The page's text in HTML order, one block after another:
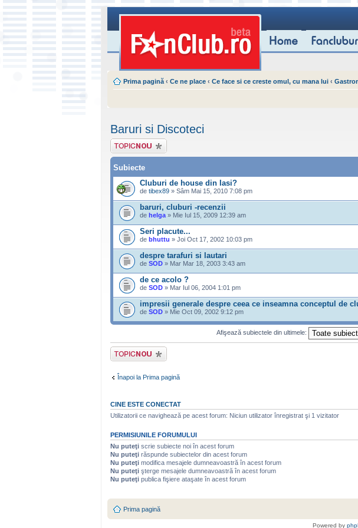
Prima pagină ‹ Ce ne place ‹ Ce face si ce creste omul, cu mana lui ‹
Baruri si Discoteci
Scrie un subiect
nou
Subiecte
Cluburi de house din Iasi?
de tibex89 » Sâm Mai 15, 2010 7:08 pm
baruri, cluburi -recenzii
de helga » Mie Iul 15, 2009 12:39 am
Seri placute...
de bhuttu » Joi Oct 17, 2002 10:03 pm
despre tarafuri si lautari
de SOD » Mar Mar 18, 2003 3:43 am
de ce acolo ?
de SOD » Mar Iul 06, 2004 1:01 pm
impresii generale despre ceea ce inseamna conceptul de
de SOD » Mie Oct 09, 2002 9:12 pm
Afişează subiectele din ultimele:
Scrie un subiect
nou
Înapoi la Prima pagină
CINE ESTE CONECTAT
Utilizatorii ce navighează pe acest forum: Niciun utilizator înregistrat şi 1 vizitator
PERMISIUNILE FORUMULUI
Nu puteţi scrie subiecte noi în acest forum
Nu puteţi răspunde subiectelor din acest forum
Nu puteţi modifica mesajele dumneavoastră în acest forum
Nu puteţi şterge mesajele dumneavoastră în acest forum
Nu puteţi publica fişiere ataşate în acest forum
Prima pagină
Powered by